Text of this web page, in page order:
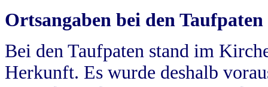
Ortsangaben bei den Taufpaten
Bei den Taufpaten stand im
Herkunft. Es wurde deshalb